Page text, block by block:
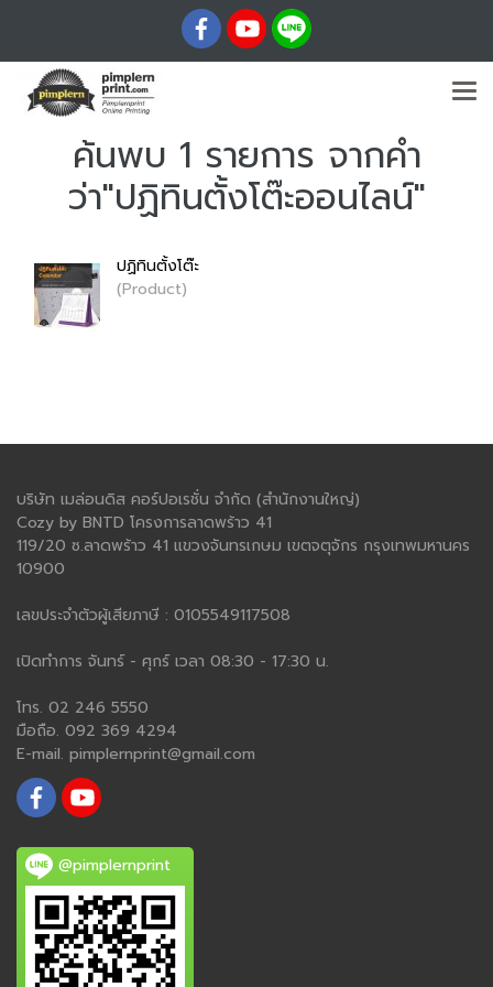
ค้นพบ 1 รายการ จากคำ
ว่า"ปฏิทินตั้งโต๊ะออนไลน์"
ปฏิทินตั้งโต๊ะ
(Product)
บริษัท เมล่อนดิส คอร์ปอเรชั่น จำกัด (สำนักงานใหญ่)
Cozy by BNTD โครงการลาดพร้าว 41
119/20 ซ.ลาดพร้าว 41 แขวงจันทรเกษม เขตจตุจักร กรุงเทพมหานคร
10900
เลขประจำตัวผู้เสียภาษี : 0105549117508
เปิดทำการ จันทร์ - ศุกร์ เวลา 08:30 - 17:30 น.
โทร. 02 246 5550
มือถือ. 092 369 4294
E-mail. pimplernprint@gmail.com
@pimplernprint